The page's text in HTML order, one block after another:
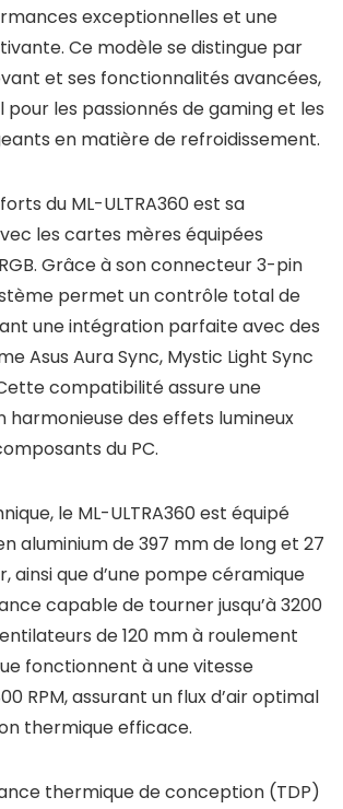
exceptionnelles et une
Ce modèle se distingue par
et ses fonctionnalités avancées,
les passionnés de gaming et les
en matière de refroidissement.
du ML-ULTRA360 est sa
les cartes mères équipées
Grâce à son connecteur 3-pin
permet un contrôle total de
une intégration parfaite avec des
Asus Aura Sync, Mystic Light Sync
compatibilité assure une
harmonieuse des effets lumineux
du PC.
le ML-ULTRA360 est équipé
aluminium de 397 mm de long et 27
ainsi que d’une pompe céramique
capable de tourner jusqu’à 3200
de 120 mm à roulement
fonctionnent à une vitesse
RPM, assurant un flux d’air optimal
thermique efficace.
thermique de conception (TDP)